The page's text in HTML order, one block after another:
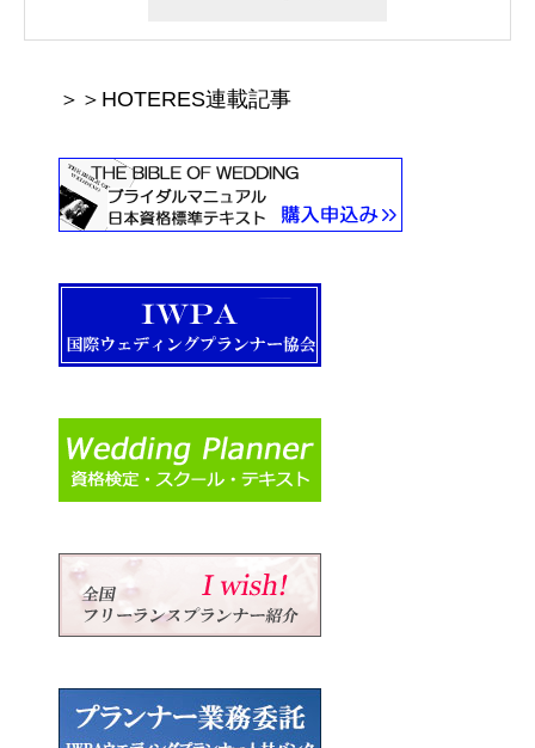
＞＞HOTERES連載記事